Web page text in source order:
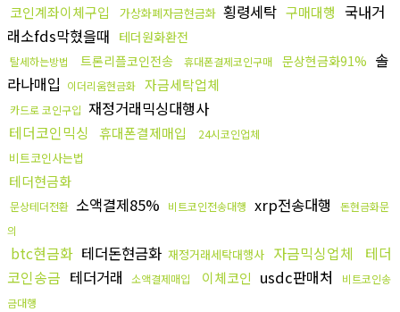
코인계좌이체구입 가상화폐자금현금화 횡령세탁 구매대행 국내거
래소fds막혔을때 테더원화환전
탈세하는방법 트론리플코인전송 휴대폰결제코인구매 문상현금화91% 솔
라나매입 이더리움현금화 자금세탁업체
카드로 코인구입 재정거래믹싱대행사
테더코인믹싱
휴대폰결제매입 24시코인업체
비트코인사는법
테더현금화
문상테더전환 소액결제85% 비트코인전송대행 xrp전송대행
돈현금화문
의
btc현금화 테더돈현금화 재정거래세탁대행사 자금믹싱업체
테더
코인송금 테더거래 소액결제매입 이체코인 usdc판매처
비트코인송
금대행